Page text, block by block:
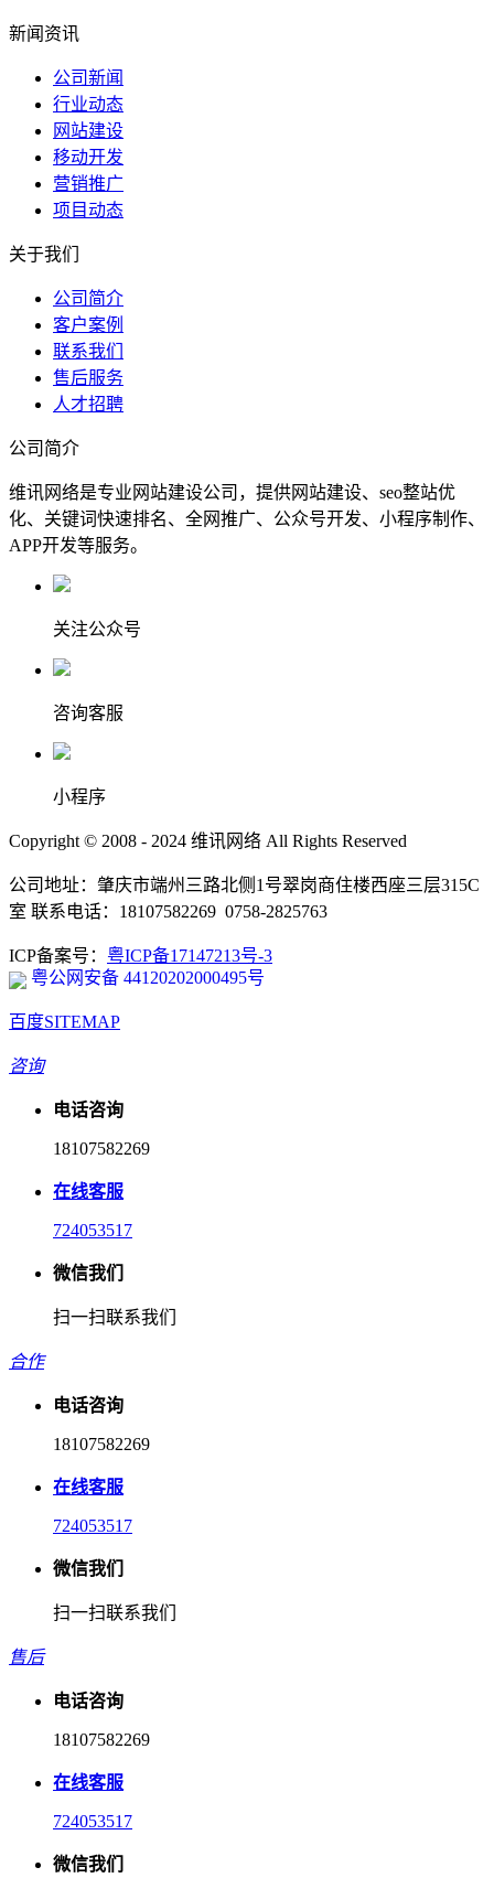
新闻资讯
公司新闻
行业动态
网站建设
移动开发
营销推广
项目动态
关于我们
公司简介
客户案例
联系我们
售后服务
人才招聘
公司简介
维讯网络是专业网站建设公司，提供网站建设、seo整站优
化、关键词快速排名、全网推广、公众号开发、小程序制作、
APP开发等服务。
关注公众号
咨询客服
小程序
Copyright © 2008 - 2024 维讯网络 All Rights Reserved
公司地址：肇庆市端州三路北侧1号翠岗商住楼西座三层315C
室 联系电话：18107582269 0758-2825763
ICP备案号： 粤ICP备17147213号-3
粤公网安备 44120202000495号
百度SITEMAP
咨询
电话咨询
18107582269
在线客服
724053517
微信我们
扫一扫联系我们
合作
电话咨询
18107582269
在线客服
724053517
微信我们
扫一扫联系我们
售后
电话咨询
18107582269
在线客服
724053517
微信我们